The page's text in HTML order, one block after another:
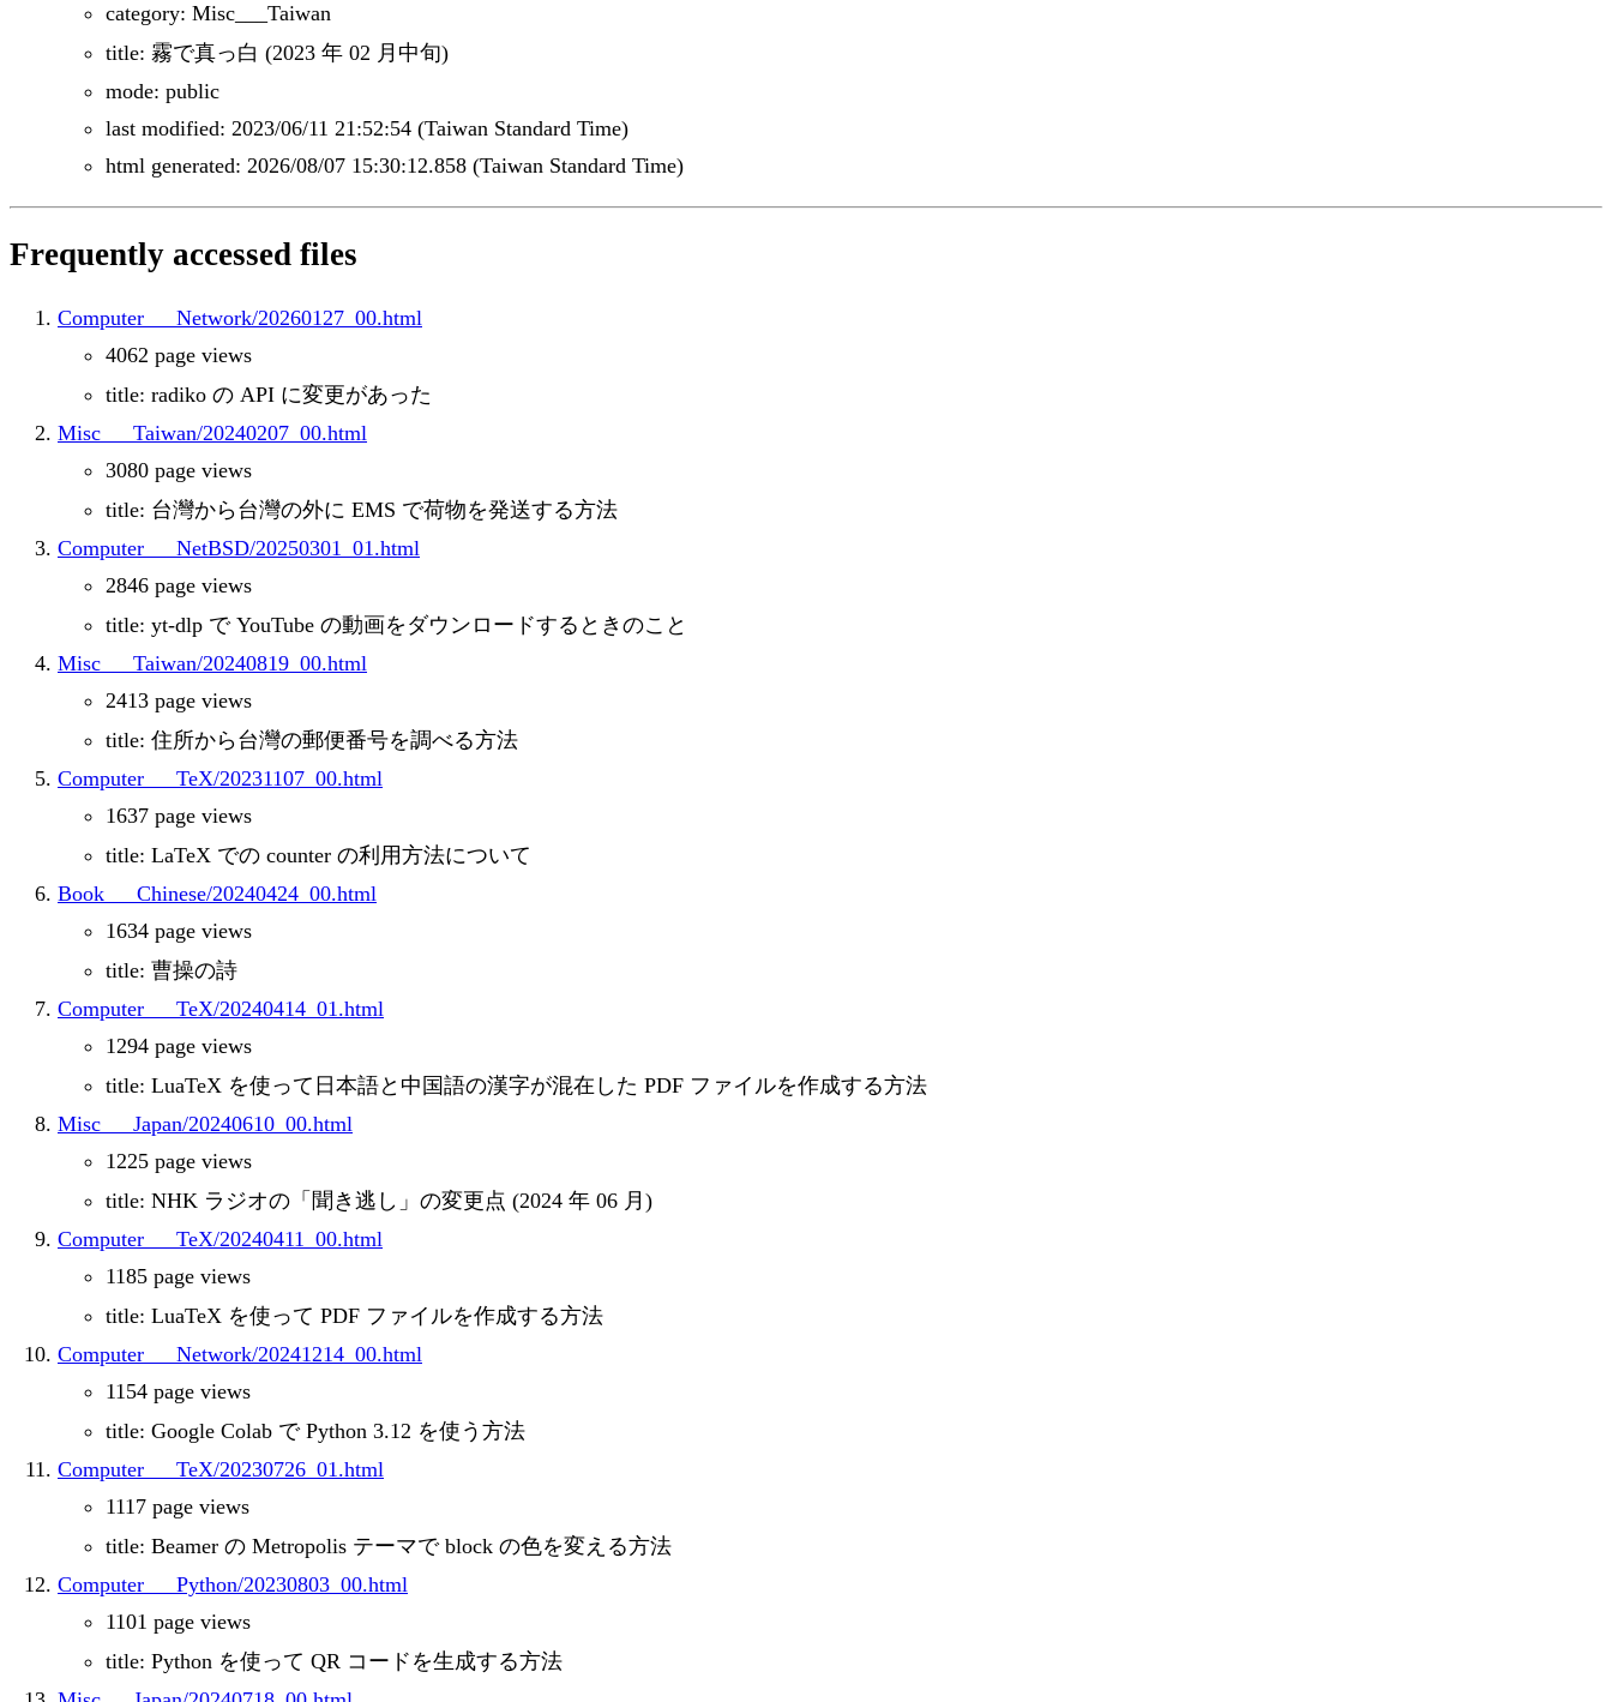
category: Misc___Taiwan
title: 霧で真っ白 (2023 年 02 月中旬)
mode: public
last modified: 2023/06/11 21:52:54 (Taiwan Standard Time)
html generated: 2026/08/07 15:30:12.858 (Taiwan Standard Time)
Frequently accessed files
Computer___Network/20260127_00.html
4062 page views
title: radiko の API に変更があった
Misc___Taiwan/20240207_00.html
3080 page views
title: 台灣から台灣の外に EMS で荷物を発送する方法
Computer___NetBSD/20250301_01.html
2846 page views
title: yt-dlp で YouTube の動画をダウンロードするときのこと
Misc___Taiwan/20240819_00.html
2413 page views
title: 住所から台灣の郵便番号を調べる方法
Computer___TeX/20231107_00.html
1637 page views
title: LaTeX での counter の利用方法について
Book___Chinese/20240424_00.html
1634 page views
title: 曹操の詩
Computer___TeX/20240414_01.html
1294 page views
title: LuaTeX を使って日本語と中国語の漢字が混在した PDF ファイルを作成する方法
Misc___Japan/20240610_00.html
1225 page views
title: NHK ラジオの「聞き逃し」の変更点 (2024 年 06 月)
Computer___TeX/20240411_00.html
1185 page views
title: LuaTeX を使って PDF ファイルを作成する方法
Computer___Network/20241214_00.html
1154 page views
title: Google Colab で Python 3.12 を使う方法
Computer___TeX/20230726_01.html
1117 page views
title: Beamer の Metropolis テーマで block の色を変える方法
Computer___Python/20230803_00.html
1101 page views
title: Python を使って QR コードを生成する方法